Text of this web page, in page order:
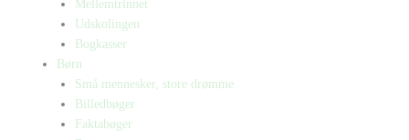
Mellemtrinnet
Udskolingen
Bogkasser
Børn
Små mennesker, store drømme
Billedbøger
Faktabøger